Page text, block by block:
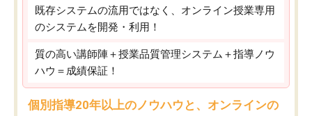
既存システムの流用ではなく、オンライン授業専用
のシステムを開発・利用！
質の高い講師陣＋授業品質管理システム＋指導ノウ
ハウ＝成績保証！
個別指導20年以上のノウハウと、オンラインの